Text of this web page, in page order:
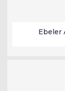
Ebeler